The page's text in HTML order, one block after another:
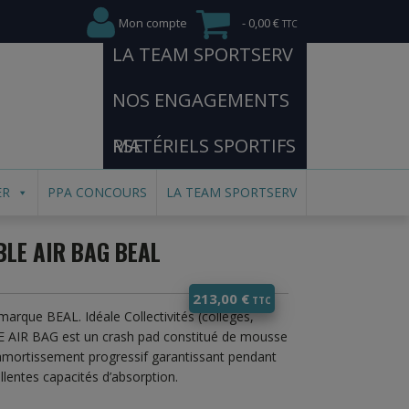
Mon compte 0,00 €
LA TEAM SPORTSERV
NOS ENGAGEMENTS
RSE
MATÉRIELS SPORTIFS
PPA CONCOURS LA TEAM SPORTSERV
AIR BAG BEAL
213,00 €
BEAL. Idéale Collectivités (collèges,
AIR BAG est un crash pad constitué de mousse
progressif garantissant pendant
capacités d’absorption.